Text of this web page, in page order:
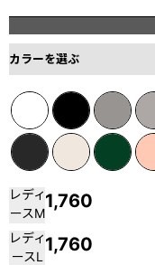
カラーを選ぶ
レディ
ースM
1,760
レディ
ースL
1,760